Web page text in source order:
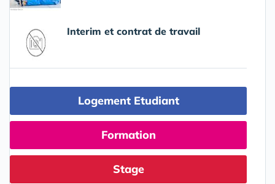
Interim et contrat de travail
Logement Etudiant
Formation
Stage